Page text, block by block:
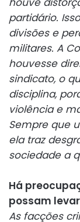
partidário.
divisões e
militares. A
houvesse
sindicato, o
disciplina,
violência e
Sempre que
ela traz
sociedade a
Há
possam
As facções